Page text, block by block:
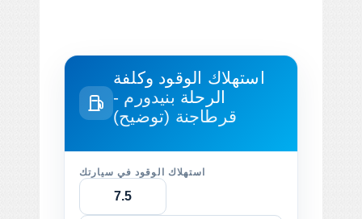
استهلاك الوقود وكلفة
الرحلة بنيدورم -
قرطاجنة (توضيح)
استهلاك الوقود في سيارتك